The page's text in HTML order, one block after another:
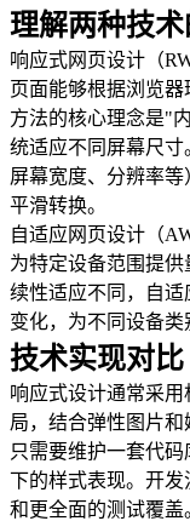
理解两种技
响应式网页设计（
页面能够根据浏览
方法的核心理念是"
统适应不同屏幕尺
屏幕宽度、分辨率等
平滑转换。
自适应网页设计（
为特定设备范围提
续性适应不同，自
变化，为不同设备类
技术实现对比
响应式设计通常采用
局，结合弹性图片
只需要维护一套代
下的样式表现。开发
和更全面的测试覆盖